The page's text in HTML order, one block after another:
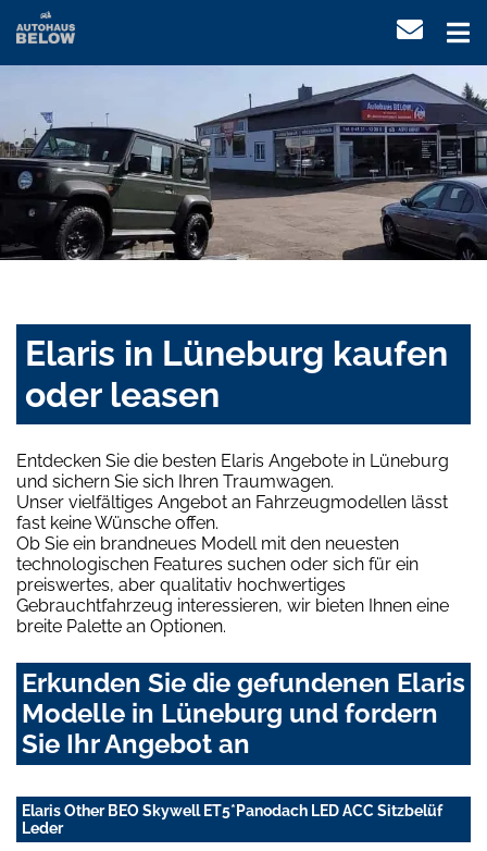
Elaris in Lüneburg kaufen
oder leasen
Entdecken Sie die besten Elaris Angebote in Lüneburg
und sichern Sie sich Ihren Traumwagen.
Unser vielfältiges Angebot an Fahrzeugmodellen lässt
fast keine Wünsche offen.
Ob Sie ein brandneues Modell mit den neuesten
technologischen Features suchen oder sich für ein
preiswertes, aber qualitativ hochwertiges
Gebrauchtfahrzeug interessieren, wir bieten Ihnen eine
breite Palette an Optionen.
Erkunden Sie die gefundenen Elaris
Modelle in Lüneburg und fordern
Sie Ihr Angebot an
Elaris Other BEO Skywell ET5*Panodach LED ACC Sitzbelüf
Leder